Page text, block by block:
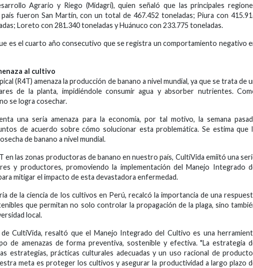
Agrario y Riego (Midagri), quien señaló que las principales
fueron San Martín, con un total de 467.452 toneladas; Piura con
Loreto con 281.340 toneladas y Huánuco con 233.775 toneladas.
es el cuarto año consecutivo que se registra un comportamiento negativo
al cultivo
(R4T) amenaza la producción de banano a nivel mundial, ya que se trata de
de la planta, impidiéndole consumir agua y absorber nutrientes.
se logra cosechar.
una seria amenaza para la economía, por tal motivo, la semana
de acuerdo sobre cómo solucionar esta problemática. Se estima que
de banano a nivel mundial.
en las zonas productoras de banano en nuestro país, CultiVida emiitó una
y productores, promoviendo la implementación del Manejo Integrado
mitigar el impacto de esta devastadora enfermedad.
de la ciencia de los cultivos en Perú, recalcó la importancia de una
que permitan no solo controlar la propagación de la plaga, sino
local.
CultiVida, resaltó que el Manejo Integrado del Cultivo es una
de amenazas de forma preventiva, sostenible y efectiva. "La estrategia
estrategias, prácticas culturales adecuadas y un uso racional de
meta es proteger los cultivos y asegurar la productividad a largo plazo